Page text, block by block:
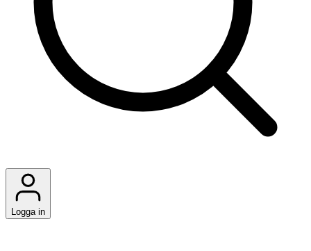
Logga in